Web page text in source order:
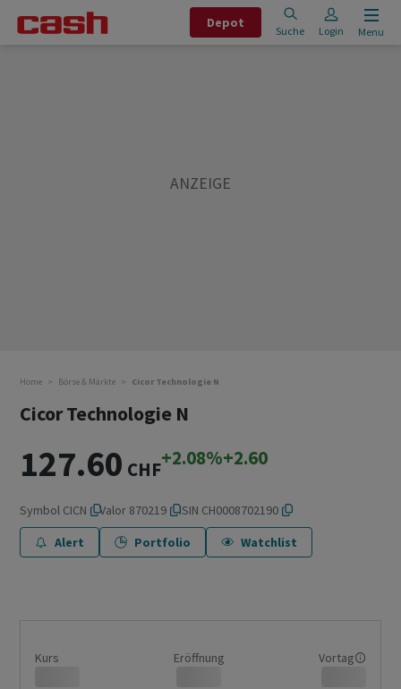
Depot
Suche Login Menu
Home Börse & Märkte Cicor Technologie N
Cicor Technologie N
127.60 CHF+2.08%+2.60
Symbol CICN Valor 870219 ISIN CH0008702190
Alert
Portfolio Watchlist
Kurs Eröffnung Vortag